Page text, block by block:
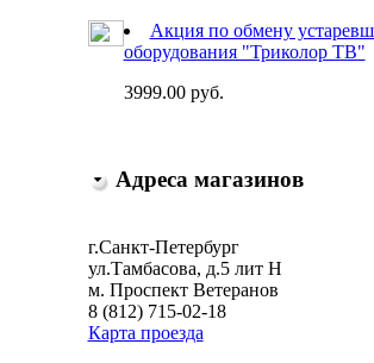
Акция по обмену
оборудования "Триколор ТВ"
3999.00 руб.
Адреса магазинов
г.Санкт-Петербург
ул.Тамбасова, д.5 лит Н
м. Проспект Ветеранов
8 (812) 715-02-18
Карта проезда